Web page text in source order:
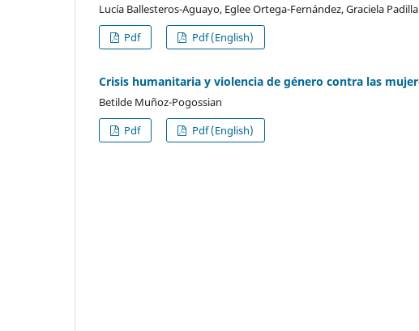
Lucía Ballesteros-Aguayo, Eglee Ortega-Fernández, Graciela
Pdf
Pdf (English)
Crisis humanitaria y violencia de género contra las
Betilde Muñoz-Pogossian
Pdf
Pdf (English)